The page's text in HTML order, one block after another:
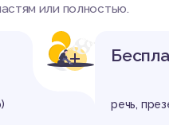
или полностью.
+
речь,